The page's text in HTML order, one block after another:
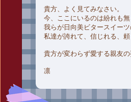
貴方、よく見てみなさい。
今、ここにいるのは紛れも無
我らが日向美ビタースイーツ
私達が誇れて、信じれる、頼
貴方が変わらず愛する親友
凛